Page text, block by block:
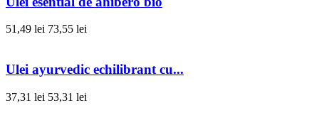
51,49 lei 73,55 lei
Ulei ayurvedic echilibrant cu...
37,31 lei 53,31 lei